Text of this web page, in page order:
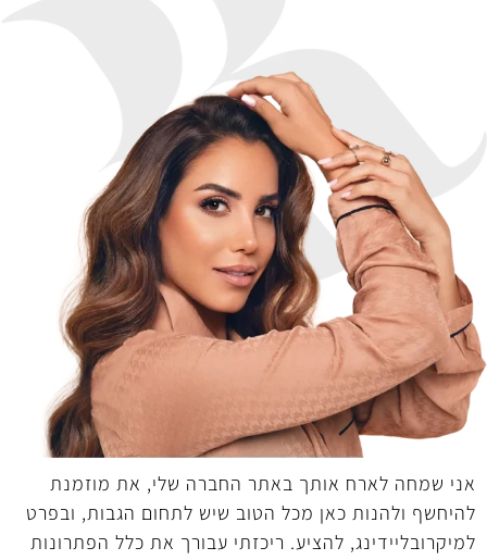
אני שמחה לארח אותך באתר החברה שלי, את מוזמנת
להיחשף ולהנות כאן מכל הטוב שיש לתחום הגבות, ובפרט
למיקרובליידינג, להציע. ריכזתי עבורך את כלל הפתרונות